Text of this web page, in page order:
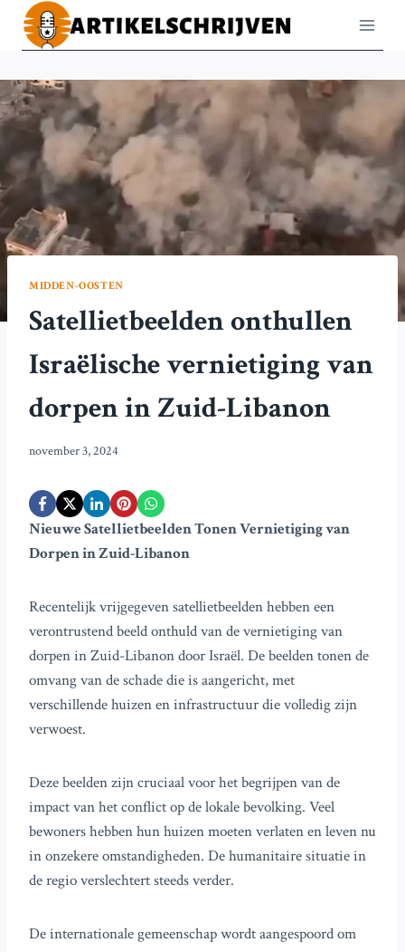
Doorgaan
naar
MIDDEN-OOSTEN
Satellietbeelden onthullen
Israëlische vernietiging van
dorpen in Zuid-Libanon
november 3, 2024
Nieuwe Satellietbeelden Tonen Vernietiging van
Dorpen in Zuid-Libanon
Recentelijk vrijgegeven satellietbeelden hebben een
verontrustend beeld onthuld van de vernietiging van
dorpen in Zuid-Libanon door Israël. De beelden tonen de
omvang van de schade die is aangericht, met
verschillende huizen en infrastructuur die volledig zijn
verwoest.
Deze beelden zijn cruciaal voor het begrijpen van de
impact van het conflict op de lokale bevolking. Veel
bewoners hebben hun huizen moeten verlaten en leven nu
in onzekere omstandigheden. De humanitaire situatie in
de regio verslechtert steeds verder.
De internationale gemeenschap wordt aangespoord om